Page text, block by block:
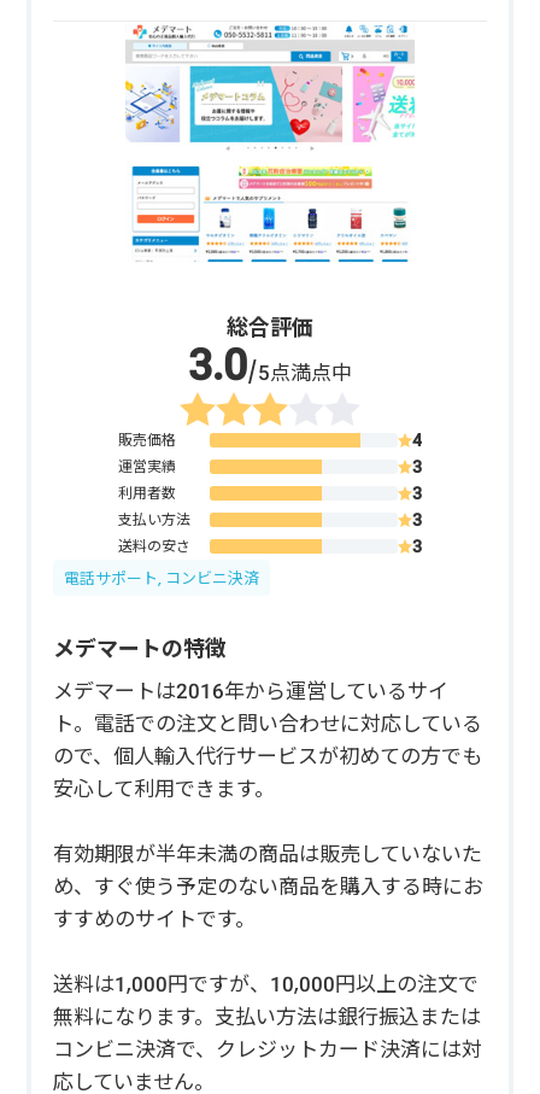
総合評価
/5点満点中
販売価格
運営実績
利用者数
支払い方法
送料の安さ
電話サポート, コンビニ決済
メデマートの特徴
メデマートは2016年から運営しているサイ
ト。電話での注文と問い合わせに対応している
ので、個人輸入代行サービスが初めての方でも
安心して利用できます。
有効期限が半年未満の商品は販売していないた
め、すぐ使う予定のない商品を購入する時にお
すすめのサイトです。
送料は1,000円ですが、10,000円以上の注文で
無料になります。支払い方法は銀行振込または
コンビニ決済で、クレジットカード決済には対
応していません。